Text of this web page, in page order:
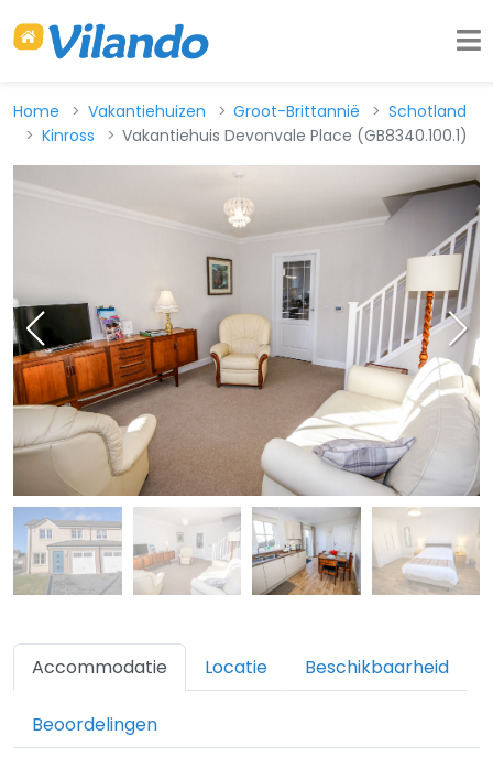
Home Vakantiehuizen Groot-Brittannië
Schotland
Kinross
Vakantiehuis Devonvale Place (GB8340.100.1)
Accommodatie Locatie Beschikbaarheid
Beoordelingen